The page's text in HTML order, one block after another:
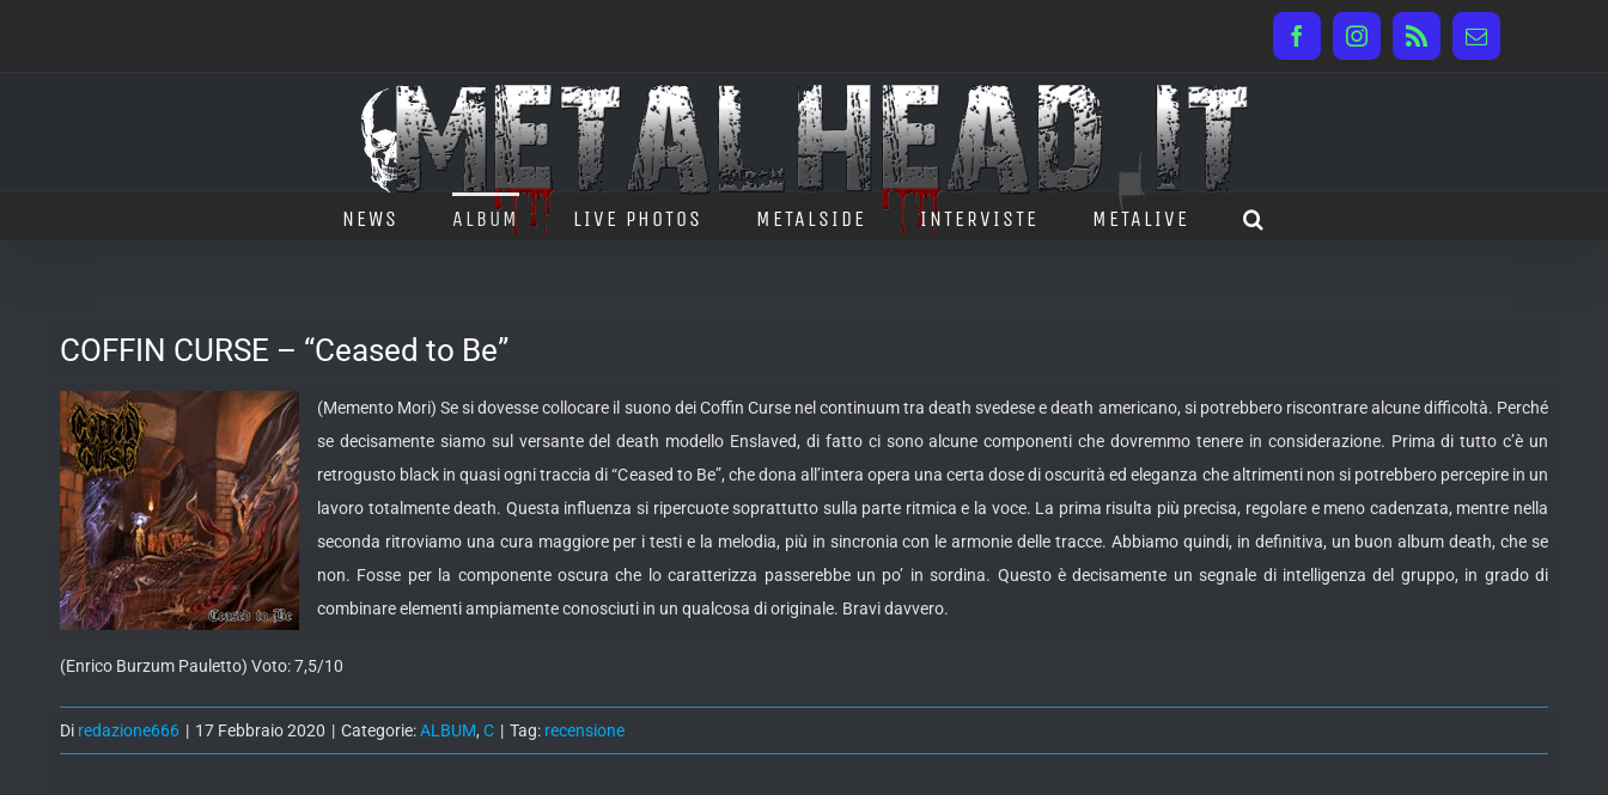
FacebookInstagram
Rss Email
NEWS ALBUM LIVE PHOTOS METALSIDE INTERVISTE METALIVE
COFFIN CURSE – “Ceased to Be”
(Memento Mori) Se si dovesse collocare il suono dei Coffin Curse nel continuum tra death svedese e death americano, si potrebbero riscontrare alcune difficoltà. Perché
se decisamente siamo sul versante del death modello Enslaved, di fatto ci sono alcune componenti che dovremmo tenere in considerazione. Prima di tutto c’è un
retrogusto black in quasi ogni traccia di “Ceased to Be”, che dona all’intera opera una certa dose di oscurità ed eleganza che altrimenti non si potrebbero percepire in un
lavoro totalmente death. Questa influenza si ripercuote soprattutto sulla parte ritmica e la voce. La prima risulta più precisa, regolare e meno cadenzata, mentre nella
seconda ritroviamo una cura maggiore per i testi e la melodia, più in sincronia con le armonie delle tracce. Abbiamo quindi, in definitiva, un buon album death, che se
non. Fosse per la componente oscura che lo caratterizza passerebbe un po’ in sordina. Questo è decisamente un segnale di intelligenza del gruppo, in grado di
combinare elementi ampiamente conosciuti in un qualcosa di originale. Bravi davvero.
(Enrico Burzum Pauletto) Voto: 7,5/10
Di redazione666 | 17 Febbraio 2020 | Categorie:ALBUM, C | Tag: recensione